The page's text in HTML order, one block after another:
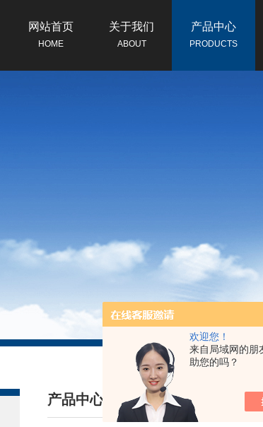
欢迎您！
来自局域网的朋
助您的吗？
网站首页
HOME
关于我们
ABOUT
产品中心
PRODUCTS
产品中心
/ PRODUCTS CENTER